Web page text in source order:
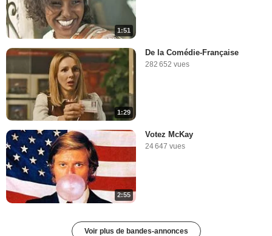
1:51
1:29
De la Comédie-Française
282 652 vues
2:55
Votez McKay
24 647 vues
Voir plus de bandes-annonces